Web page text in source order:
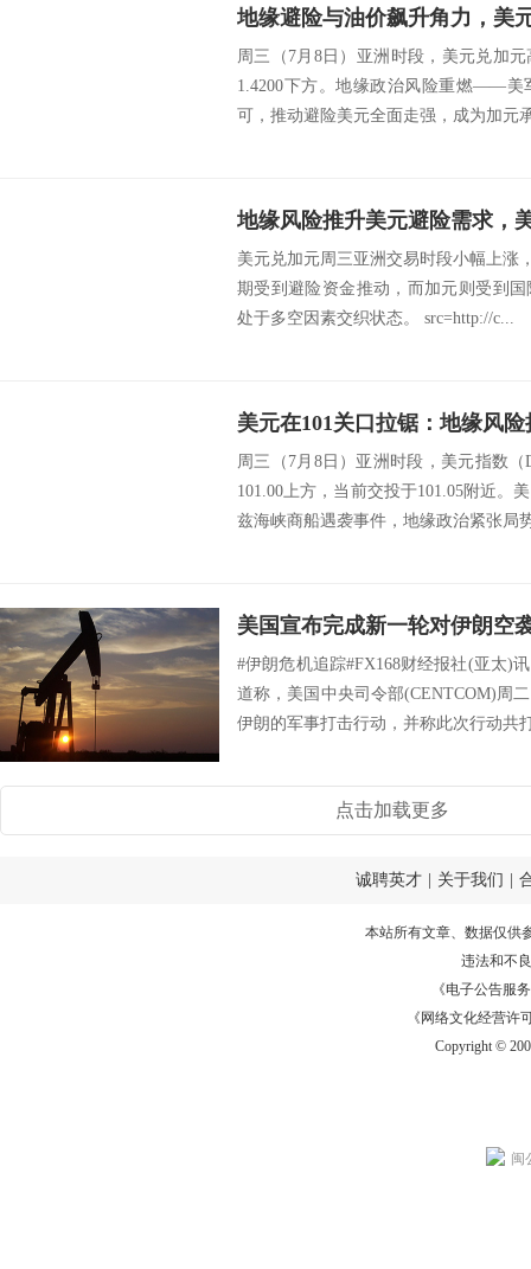
周三（7月8日）亚洲时段，美元兑加
1.4200下方。地缘政治风险重燃——美
可，推动避险美元全面走强，成为加元
地缘风险推升美元避险需求，
美元兑加元周三亚洲交易时段小幅上涨
期受到避险资金推动，而加元则受到
处于多空因素交织状态。 src=http://c...
周三（7月8日）亚洲时段，美元指数
101.00上方，当前交投于101.05附近。
兹海峡商船遇袭事件，地缘政治紧张局
#伊朗危机追踪#FX168财经报社(亚太)
道称，美国中央司令部(CENTCOM)周
伊朗的军事打击行动，并称此次行动共
点击加载更多
诚聘英才 关于我们
本站所有文章、数据仅供
违法和不
《电子公告服务
《网络文化经营许
Copyright ©
闽